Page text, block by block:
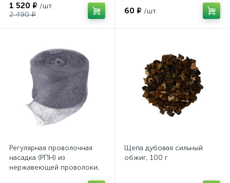
1 520 ₽ /шт.
2 490 ₽
60 ₽ /шт.
Регулярная проволочная
насадка (РПН) из
нержавеющей проволоки,
Щепа дубовая сильный
обжиг, 100 г